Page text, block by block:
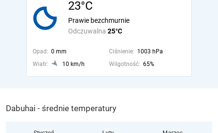
23°C
Odczuwalna 25°C
Prawie bezchmurnie
Opad: 0 mm Ciśnienie: 1003 hPa
Wiatr:
10 km/h Wilgotność: 65%
Dabuhai - średnie temperatury